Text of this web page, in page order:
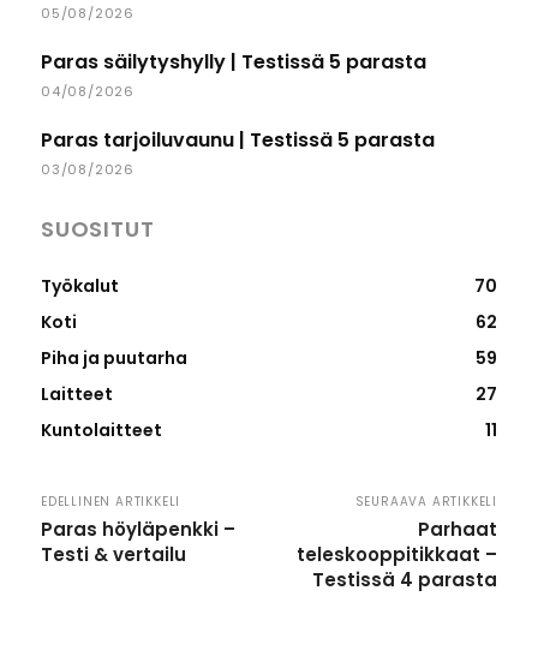
05/08/2026
Paras säilytyshylly | Testissä 5 parasta
04/08/2026
Paras tarjoiluvaunu | Testissä 5 parasta
03/08/2026
SUOSITUT
Työkalut
70
Koti
62
Piha ja puutarha
59
Laitteet
27
Kuntolaitteet
11
EDELLINEN ARTIKKELI
Paras höyläpenkki –
Testi & vertailu
SEURAAVA ARTIKKELI
Parhaat
teleskooppitikkaat –
Testissä 4 parasta